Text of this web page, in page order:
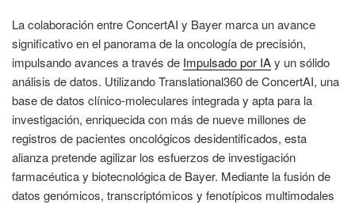
La colaboración entre ConcertAI y Bayer marca un avance
significativo en el panorama de la oncología de precisión,
impulsando avances a través de Impulsado por IAy un sólido
análisis de datos. Utilizando Translational360 de ConcertAI, una
base de datos clínico-moleculares integrada y apta para la
investigación, enriquecida con más de nueve millones de
registros de pacientes oncológicos desidentificados, esta
alianza pretende agilizar los esfuerzos de investigación
farmacéutica y biotecnológica de Bayer. Mediante la fusión de
datos genómicos, transcriptómicos y fenotípicos multimodales